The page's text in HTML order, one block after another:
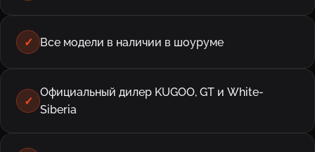
✓ Все модели в наличии в шоуруме
✓
Официальный дилер KUGOO, GT и White-
Siberia